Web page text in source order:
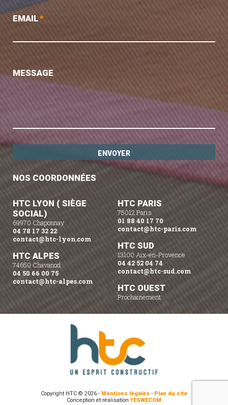
EMAIL*
MESSAGE
NOS COORDONNÉES
HTC LYON ( SIÈGE
SOCIAL)
69970 Chaponnay
04 78 17 32 22
contact@htc-lyon.com
HTC ALPES
74650 Chavanod
04 50 66 00 75
contact@htc-alpes.com
HTC PARIS
75012 Paris
01 88 40 17 70
contact@htc-paris.com
HTC SUD
13100 Aix-en-Provence
04 42 52 04 74
contact@htc-sud.com
HTC OUEST
Prochainement
Copyright HTC © 2026 - Mentions légales - Plan du site
Conception et réalisationYESWECOM